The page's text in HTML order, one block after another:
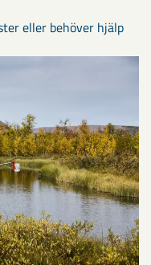
eller behöver hjälp